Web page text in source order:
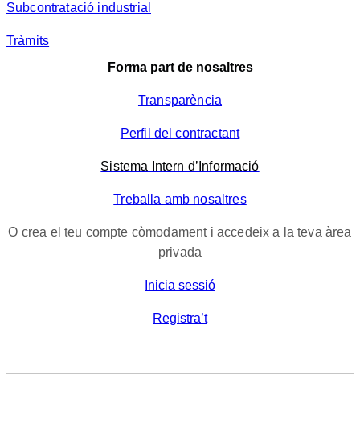
Subcontratació industrial
Tràmits
Forma part de nosaltres
Transparència
Perfil del contractant
Sistema Intern d’Informació
Treballa amb nosaltres
O crea el teu compte còmodament i accedeix a la teva àrea
privada
Inicia sessió
Registra’t